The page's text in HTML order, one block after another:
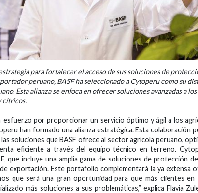
para fortalecer el acceso de sus soluciones de
peruano, BASF ha seleccionado a Cytoperu como su
Esta alianza se enfoca en ofrecer soluciones avanzadas a
cítricos.
esfuerzo por proporcionar un servicio óptimo y ágil a los
han formado una alianza estratégica. Esta colaboración
soluciones que BASF ofrece al sector agrícola peruano,
eficiente a través del equipo técnico en terreno.
que incluye una amplia gama de soluciones de protección
exportación. Este portafolio complementará la ya extensa
que será una gran oportunidad para que más clientes
más soluciones a sus problemáticas,” explica Flavia